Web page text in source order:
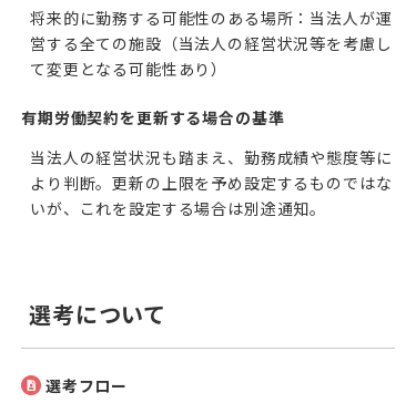
将来的に勤務する可能性のある場所：当法人が運
営する全ての施設（当法人の経営状況等を考慮し
て変更となる可能性あり）
有期労働契約を更新する場合の基準
当法人の経営状況も踏まえ、勤務成績や態度等に
より判断。更新の上限を予め設定するものではな
いが、これを設定する場合は別途通知。
選考について
選考フロー